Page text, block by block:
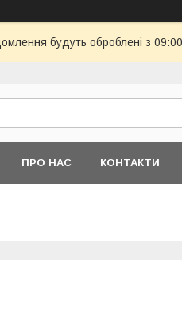
будуть оброблені з
ПРО НАС КОНТАКТИ